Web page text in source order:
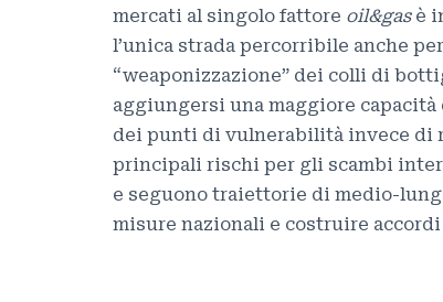
mercati al singolo fattore oil&gasè
l’unica strada percorribile anche
“weaponizzazione” dei colli di
aggiungersi una maggiore
dei punti di vulnerabilità invece di
principali rischi per gli scambi
e seguono traiettorie di medio-
misure nazionali e costruire